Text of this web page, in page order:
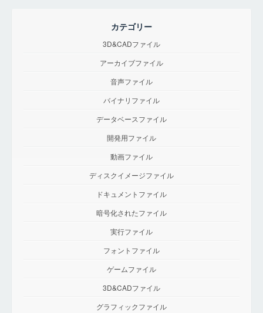
カテゴリー
3D&CADファイル
アーカイブファイル
音声ファイル
バイナリファイル
データベースファイル
開発用ファイル
動画ファイル
ディスクイメージファイル
ドキュメントファイル
暗号化されたファイル
実行ファイル
フォントファイル
ゲームファイル
3D&CADファイル
グラフィックファイル